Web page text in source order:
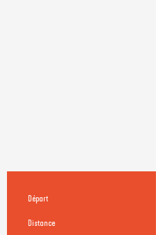
Départ
Distance